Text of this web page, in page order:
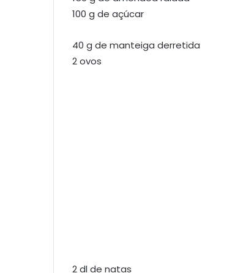
100 g de açúcar
40 g de manteiga derretida
2 ovos
2 dl de natas